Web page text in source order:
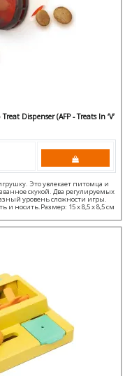
Dispenser (AFP - Treats In ‘V’
Это увлекает питомца и
скукой. Два регулируемых
уровень сложности игры.
и носить.Размер: 15 x 8,5 x 8,5 см